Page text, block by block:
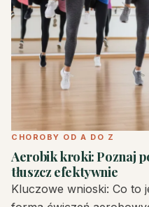
CHOROBY OD A DO Z
Aerobik kroki: Poznaj
tłuszcz efektywnie
Kluczowe wnioski: Co to